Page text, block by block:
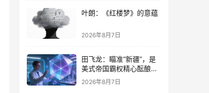
叶朗：《红楼梦》的意蕴
2026年8月7日
田飞龙：瞄准“新疆”，是
美式帝国霸权精心酝酿的
专项行动
2026年8月7日